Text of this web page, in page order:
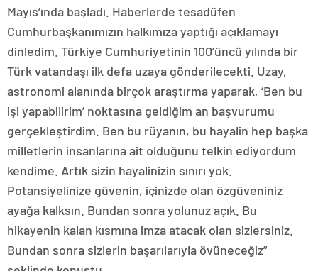
Mayıs’ında başladı. Haberlerde tesadüfen
Cumhurbaşkanımızın halkımıza yaptığı açıklamayı
dinledim. Türkiye Cumhuriyetinin 100’üncü yılında bir
Türk vatandaşı ilk defa uzaya gönderilecekti. Uzay,
astronomi alanında birçok araştırma yaparak, ‘Ben bu
işi yapabilirim’ noktasına geldiğim an başvurumu
gerçekleştirdim. Ben bu rüyanın, bu hayalin hep başka
milletlerin insanlarına ait olduğunu telkin ediyordum
kendime. Artık sizin hayalinizin sınırı yok.
Potansiyelinize güvenin, içinizde olan özgüveniniz
ayağa kalksın. Bundan sonra yolunuz açık. Bu
hikayenin kalan kısmına imza atacak olan sizlersiniz.
Bundan sonra sizlerin başarılarıyla övüneceğiz”